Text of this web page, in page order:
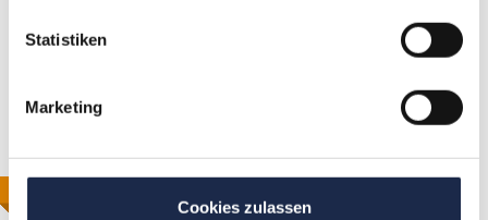
Statistiken
Marketing
Cookies zulassen
Kategorie/n
Schlagwort/e
Ähnliche Veranstaltungen